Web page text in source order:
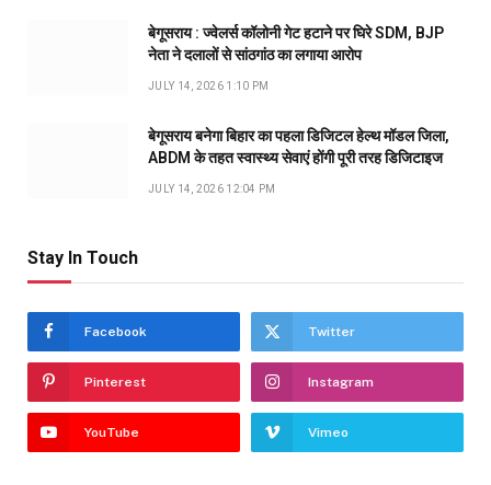
बेगूसराय : ज्वेलर्स कॉलोनी गेट हटाने पर घिरे SDM, BJP
नेता ने दलालों से सांठगांठ का लगाया आरोप
JULY 14, 2026 1:10 PM
बेगूसराय बनेगा बिहार का पहला डिजिटल हेल्थ मॉडल जिला,
ABDM के तहत स्वास्थ्य सेवाएं होंगी पूरी तरह डिजिटाइज
JULY 14, 2026 12:04 PM
Stay In Touch
Facebook Twitter
Pinterest Instagram
YouTube Vimeo